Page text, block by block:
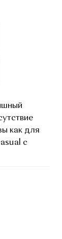
как для
c